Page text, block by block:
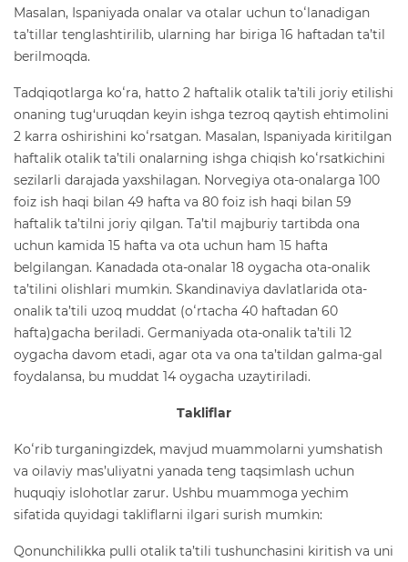
Masalan, Ispaniyada onalar va otalar uchun toʻlanadigan
ta’tillar tenglashtirilib, ularning har biriga 16 haftadan ta’til
berilmoqda.
Tadqiqotlarga koʻra, hatto 2 haftalik otalik ta’tili joriy etilishi
onaning tug‘uruqdan keyin ishga tezroq qaytish ehtimolini
2 karra oshirishini koʻrsatgan. Masalan, Ispaniyada kiritilgan
haftalik otalik ta’tili onalarning ishga chiqish koʻrsatkichini
sezilarli darajada yaxshilagan. Norvegiya ota-onalarga 100
foiz ish haqi bilan 49 hafta va 80 foiz ish haqi bilan 59
haftalik ta’tilni joriy qilgan. Ta’til majburiy tartibda ona
uchun kamida 15 hafta va ota uchun ham 15 hafta
belgilangan. Kanadada ota-onalar 18 oygacha ota-onalik
ta’tilini olishlari mumkin. Skandinaviya davlatlarida ota-
onalik ta’tili uzoq muddat (oʻrtacha 40 haftadan 60
hafta)gacha beriladi. Germaniyada ota-onalik ta’tili 12
oygacha davom etadi, agar ota va ona ta’tildan galma-gal
foydalansa, bu muddat 14 oygacha uzaytiriladi.
Takliflar
Koʻrib turganingizdek, mavjud muammolarni yumshatish
va oilaviy mas’uliyatni yanada teng taqsimlash uchun
huquqiy islohotlar zarur. Ushbu muammoga yechim
sifatida quyidagi takliflarni ilgari surish mumkin:
Qonunchilikka pulli otalik ta’tili tushunchasini kiritish va uni